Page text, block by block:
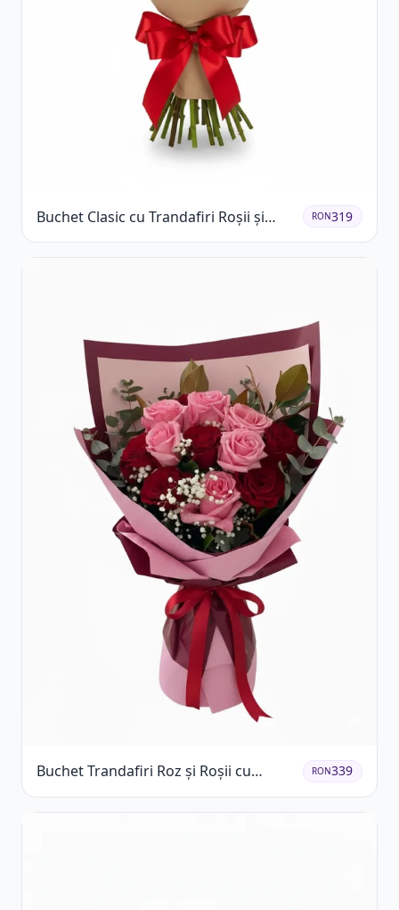
Buchet Clasic cu Trandafiri Roșii și
Gypsophila
RON319
Buchet Trandafiri Roz și Roșii cu
Eucalipt și Gypsophila
RON339